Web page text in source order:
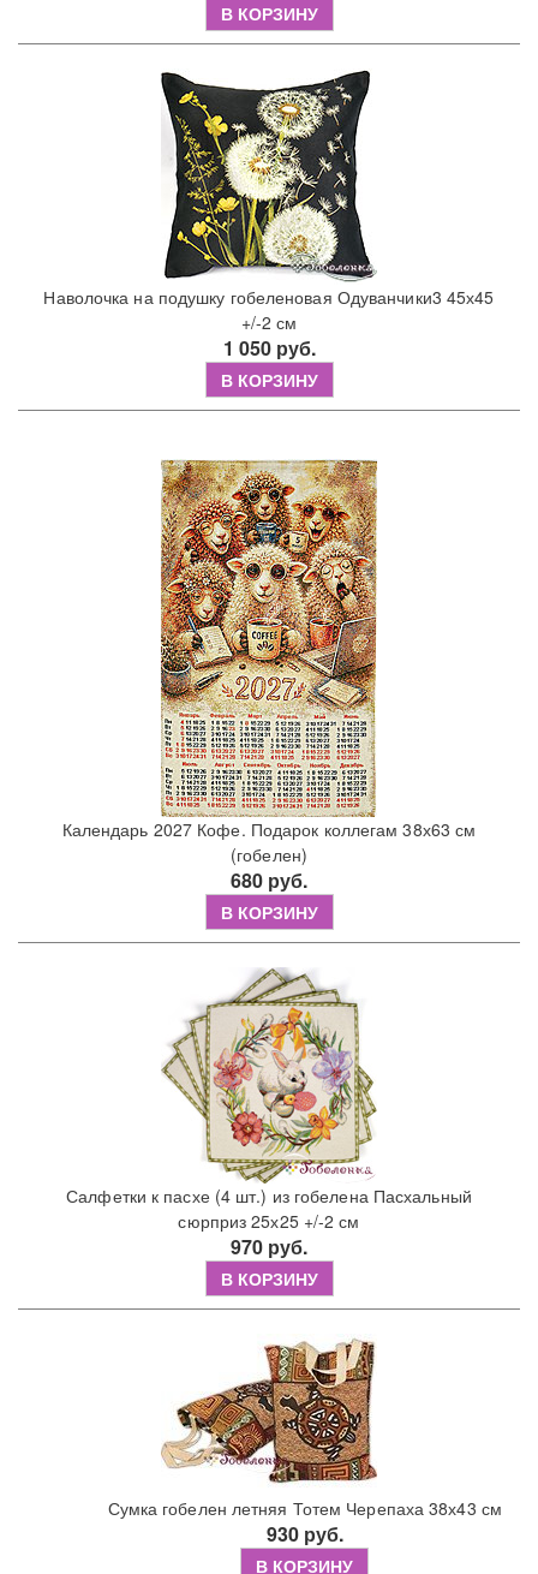
В КОРЗИНУ
Наволочка на подушку гобеленовая Одуванчики3 45х45
+/-2 см
1 050 руб.
В КОРЗИНУ
Календарь 2027 Кофе. Подарок коллегам 38х63 см
(гобелен)
680 руб.
В КОРЗИНУ
Салфетки к пасхе (4 шт.) из гобелена Пасхальный
сюрприз 25х25 +/-2 см
970 руб.
В КОРЗИНУ
Сумка гобелен летняя Тотем Черепаха 38х43 см
930 руб.
В КОРЗИНУ